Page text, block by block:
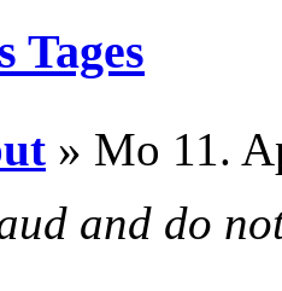
Tages
» Mo 11.
and do